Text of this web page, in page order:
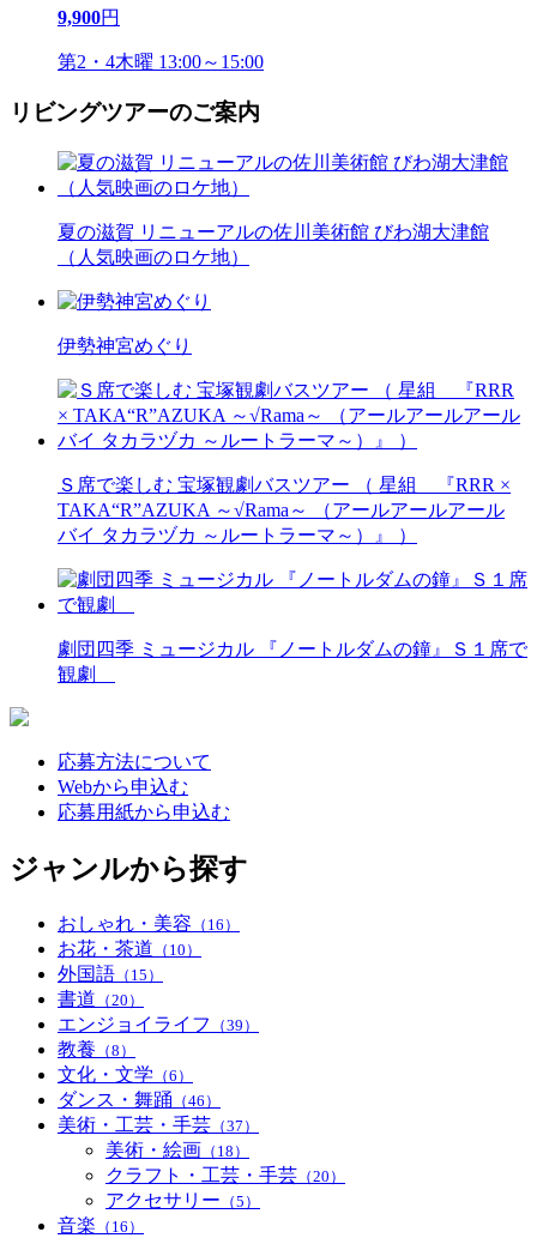
9,900円
第2・4木曜 13:00～15:00
リビングツアーのご案内
夏の滋賀 リニューアルの佐川美術館 びわ湖大津館
（人気映画のロケ地）
伊勢神宮めぐり
Ｓ席で楽しむ 宝塚観劇バスツアー （ 星組 『RRR ×
TAKA“R”AZUKA ～√Rama～ （アールアールアール
バイ タカラヅカ ～ルートラーマ～）』 ）
劇団四季 ミュージカル 『ノートルダムの鐘』Ｓ１席で
観劇
応募方法について
Webから申込む
応募用紙から申込む
ジャンルから探す
おしゃれ・美容 （16）
お花・茶道 （10）
外国語 （15）
書道 （20）
エンジョイライフ （39）
教養 （8）
文化・文学 （6）
ダンス・舞踊 （46）
美術・工芸・手芸 （37）
美術・絵画 （18）
クラフト・工芸・手芸 （20）
アクセサリー （5）
音楽 （16）